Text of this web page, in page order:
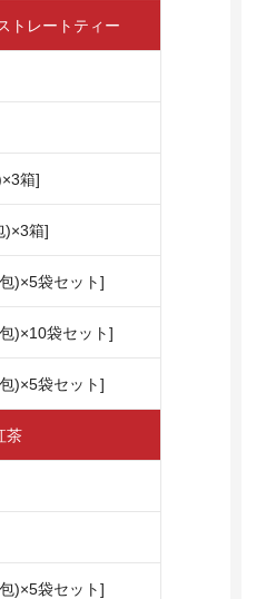
トレートティー
箱]
)×3箱]
)×5袋セット]
)×10袋セット]
)×5袋セット]
茶
)×5袋セット]